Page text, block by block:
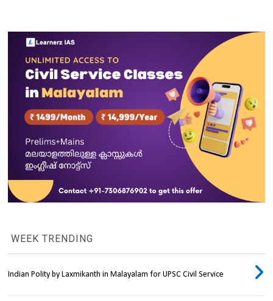
WEEK TRENDING
Indian Polity by Laxmikanth in Malayalam for UPSC Civil Service